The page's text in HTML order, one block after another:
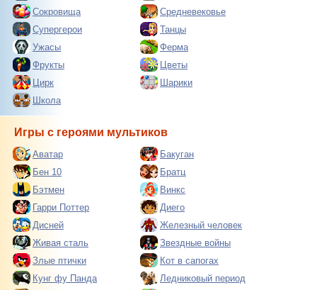
Сокровища
Средневековье
Супергерои
Танцы
Ужасы
Ферма
Фрукты
Цветы
Цирк
Шарики
Школа
Игры с героями мультиков
Аватар
Бакуган
Бен 10
Братц
Бэтмен
Винкс
Гарри Поттер
Диего
Дисней
Железный человек
Живая сталь
Звездные войны
Злые птички
Кот в сапогах
Кунг фу Панда
Ледниковый период